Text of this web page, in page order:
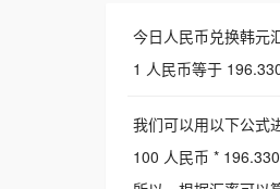
今日人民币兑换韩元
1 人民币等于
我们可以用以下公式
100 人民币 *